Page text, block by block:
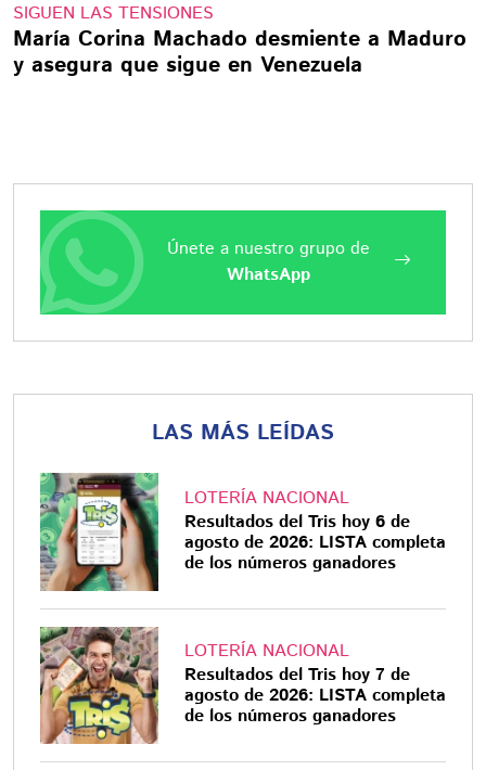
SIGUEN LAS TENSIONES
María Corina Machado desmiente a Maduro
y asegura que sigue en Venezuela
Únete a nuestro grupo de
WhatsApp
LAS MÁS LEÍDAS
LOTERÍA NACIONAL
Resultados del Tris hoy 6 de
agosto de 2026: LISTA completa
de los números ganadores
LOTERÍA NACIONAL
Resultados del Tris hoy 7 de
agosto de 2026: LISTA completa
de los números ganadores